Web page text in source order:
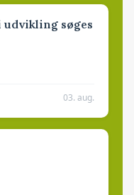
udvikling søges
03. aug.